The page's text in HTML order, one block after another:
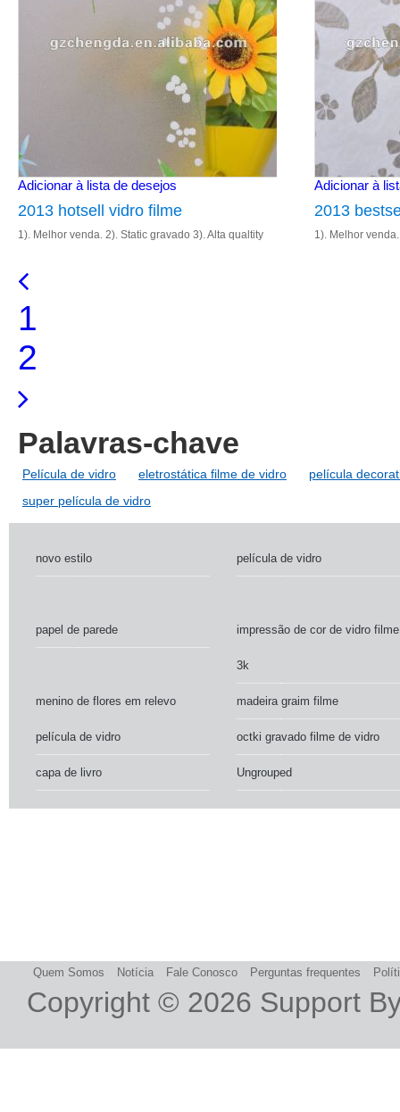
Adicionar à lista de desejos
2013 hotsell vidro filme
1). Melhor venda. 2). Static gravado 3). Alta qualtity
Adicionar à
2013
1). Melhor
1
2
Palavras-chave
Película de vidro eletrostática filme de vidro
película
super película de vidro
novo estilo película de vidro
papel de parede impressão de cor de vidro filme
3k
menino de flores em relevo
película de vidro
madeira graim filme
octki gravado filme de vidro
capa de livro Ungrouped
Quem Somos Notícia Fale Conosco Perguntas frequentes
Copyright © 2026 Support